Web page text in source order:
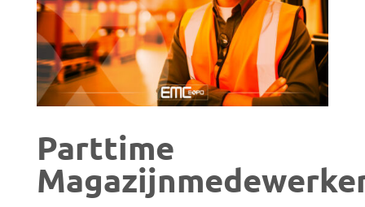
Parttime